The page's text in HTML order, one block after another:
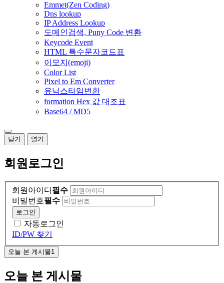
Emmet(Zen Coding)
Dns lookup
IP Address Lookup
도메인검색, Puny Code 변환
Keycode Event
HTML 특수문자코드표
이모지(emoji)
Color List
Pixel to Em Converter
유닉스타임변환
formation Hex 값 대조표
Base64 / MD5
닫기 열기
회원 로그인
회원아이디 필수
비밀번호필수
로그인
자동로그인
ID/PW 찾기
오늘 본 게시물1
오늘 본 게시물